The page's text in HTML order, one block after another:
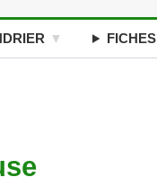
FICHES